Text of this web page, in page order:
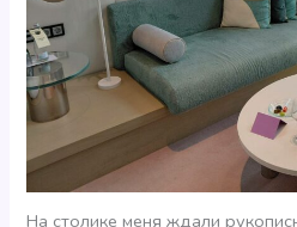
На столике меня ждали